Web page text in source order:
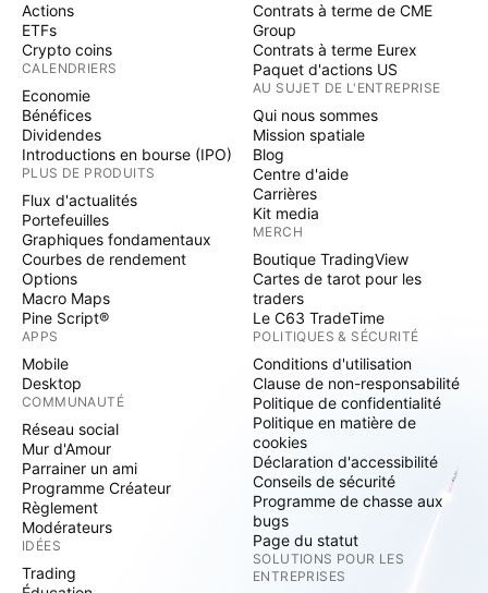
Actions
ETFs
Crypto coins
CALENDRIERS
Economie
Bénéfices
Dividendes
Introductions en bourse (IPO)
PLUS DE PRODUITS
Flux d'actualités
Portefeuilles
Graphiques fondamentaux
Courbes de rendement
Options
Macro Maps
Pine Script®
APPS
Mobile
Desktop
COMMUNAUTÉ
Réseau social
Mur d'Amour
Parrainer un ami
Programme Créateur
Règlement
Modérateurs
IDÉES
Trading
Contrats à terme de CME
Group
Contrats à terme Eurex
Paquet d'actions US
AU SUJET DE L'ENTREPRISE
Qui nous sommes
Mission spatiale
Blog
Centre d'aide
Carrières
Kit media
MERCH
Boutique TradingView
Cartes de tarot pour les
traders
Le C63 TradeTime
POLITIQUES & SÉCURITÉ
Conditions d'utilisation
Clause de non-responsabilité
Politique de confidentialité
Politique en matière de
cookies
Déclaration d'accessibilité
Conseils de sécurité
Programme de chasse aux
bugs
Page du statut
SOLUTIONS POUR LES
ENTREPRISES